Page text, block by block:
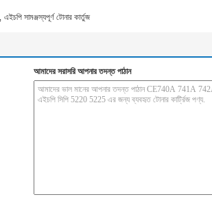
এইচপি সামঞ্জস্যপূর্ণ টোনার কার্তুজ
আমাদের সরাসরি আপনার তদন্ত পাঠান